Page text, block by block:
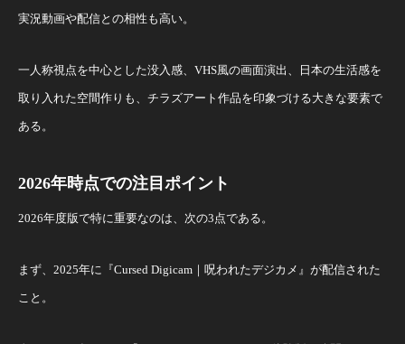
実況動画や配信との相性も高い。
一人称視点を中心とした没入感、VHS風の画面演出、日本の生活感を
取り入れた空間作りも、チラズアート作品を印象づける大きな要素で
ある。
2026年時点での注目ポイント
2026年度版で特に重要なのは、次の3点である。
まず、2025年に『Cursed Digicam｜呪われたデジカメ』が配信された
こと。